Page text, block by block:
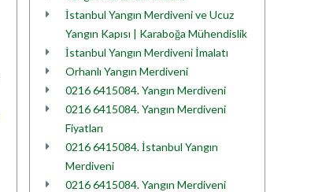
İstanbul Yangın Merdiveni ve Ucuz
Yangın Kapısı | Karaboğa Mühendislik
İstanbul Yangın Merdiveni İmalatı
Orhanlı Yangın Merdiveni
0216 6415084. Yangın Merdiveni
0216 6415084. Yangın Merdiveni
Fiyatları
0216 6415084. İstanbul Yangın
Merdiveni
0216 6415084. Yangın Merdiveni